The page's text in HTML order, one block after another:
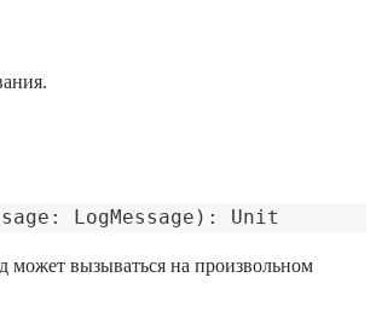
: LogMessage ) : Unit
может вызываться на произвольном